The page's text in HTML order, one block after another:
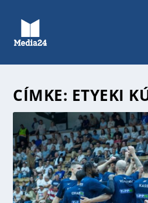
CÍMKE: ETYEKI